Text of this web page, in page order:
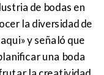
de bodas en
la diversidad de
y señaló que
una boda